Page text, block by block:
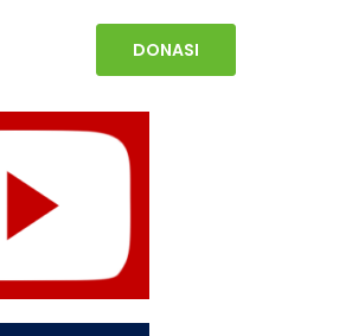
DONASI